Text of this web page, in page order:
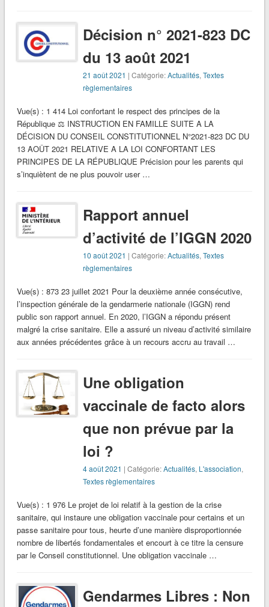
Décision n° 2021-823 DC
du 13 août 2021
21 août 2021 | Catégorie:Actualités,Textes
règlementaires
Vue(s) : 1 414 Loi confortant le respect des principes de la
République ⚖ INSTRUCTION EN FAMILLE SUITE A LA
DÉCISION DU CONSEIL CONSTITUTIONNEL N°2021-823 DC DU
13 AOÛT 2021 RELATIVE A LA LOI CONFORTANT LES
PRINCIPES DE LA RÉPUBLIQUE Précision pour les parents qui
s’inquiètent de ne plus pouvoir user …
Rapport annuel
d’activité de l’IGGN 2020
10 août 2021 | Catégorie:Actualités,Textes
règlementaires
Vue(s) : 873 23 juillet 2021 Pour la deuxième année consécutive,
l’inspection générale de la gendarmerie nationale (IGGN) rend
public son rapport annuel. En 2020, l’IGGN a répondu présent
malgré la crise sanitaire. Elle a assuré un niveau d’activité similaire
aux années précédentes grâce à un recours accru au travail …
Une obligation
vaccinale de facto alors
que non prévue par la
loi ?
4 août 2021 | Catégorie:Actualités, L'association,
Textes règlementaires
Vue(s) : 1 976 Le projet de loi relatif à la gestion de la crise
sanitaire, qui instaure une obligation vaccinale pour certains et un
passe sanitaire pour tous, heurte d’une manière disproportionnée
nombre de libertés fondamentales et encourt à ce titre la censure
par le Conseil constitutionnel. Une obligation vaccinale …
Gendarmes Libres : Non